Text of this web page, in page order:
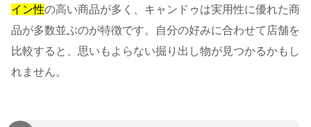
イン性の高い商品が多く、キャンドゥは実用性に優れた商
品が多数並ぶのが特徴です。自分の好みに合わせて店舗を
比較すると、思いもよらない掘り出し物が見つかるかもし
れません。